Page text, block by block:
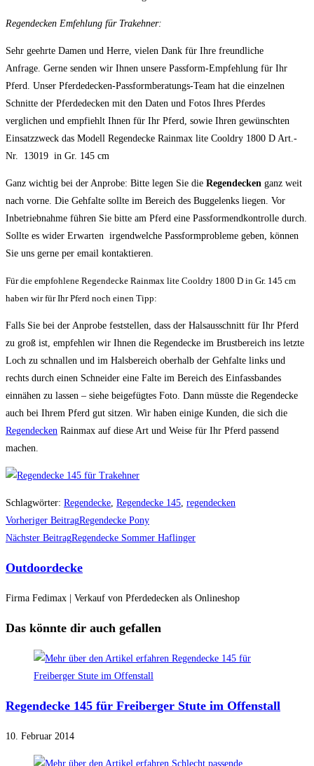
Regendecken Emfehlung für Trakehner:
Sehr geehrte Damen und Herre, vielen Dank für Ihre freundliche
Anfrage. Gerne senden wir Ihnen unsere Passform-Empfehlung für Ihr
Pferd. Unser Pferdedecken-Passformberatungs-Team hat die einzelnen
Schnitte der Pferdedecken mit den Daten und Fotos Ihres Pferdes
verglichen und empfiehlt Ihnen für Ihr Pferd, sowie Ihren gewünschten
Einsatzzweck das Modell Regendecke Rainmax lite Cooldry 1800 D Art.-
Nr. 13019 in Gr. 145 cm
Ganz wichtig bei der Anprobe: Bitte legen Sie die Regendecken ganz weit
nach vorne. Die Gehfalte sollte im Bereich des Buggelenks liegen. Vor
Inbetriebnahme führen Sie bitte am Pferd eine Passformendkontrolle durch.
Sollte es wider Erwarten irgendwelche Passformprobleme geben, können
Sie uns gerne per email kontaktieren.
Für die empfohlene Regendecke Rainmax lite Cooldry 1800 D in Gr. 145 cm
haben wir für Ihr Pferd noch einen Tipp:
Falls Sie bei der Anprobe feststellen, dass der Halsausschnitt für Ihr Pferd
zu groß ist, empfehlen wir Ihnen die Regendecke im Brustbereich ins letzte
Loch zu schnallen und im Halsbereich oberhalb der Gehfalte links und
rechts durch einen Schneider eine Falte im Bereich des Einfassbandes
einnähen zu lassen – siehe beigefügtes Foto. Dann müsste die Regendecke
auch bei Ihrem Pferd gut sitzen. Wir haben einige Kunden, die sich die
Regendecken Rainmax auf diese Art und Weise für Ihr Pferd passend
machen.
Schlagwörter: Regendecke, Regendecke 145, regendecken
Weitere
Artikel
ansehen
Vorheriger BeitragRegendecke Pony
Nächster BeitragRegendecke Sommer Haflinger
Outdoordecke
Firma Fedimax | Verkauf von Pferdedecken als Onlineshop
Das könnte dir auch gefallen
Regendecke 145 für Freiberger Stute im Offenstall
10. Februar 2014